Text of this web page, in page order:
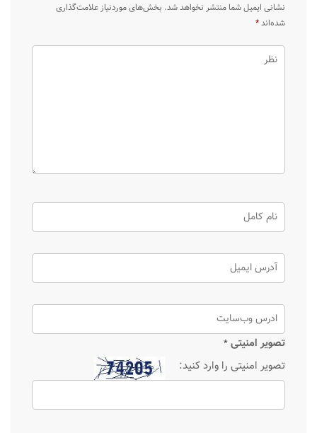
نشانی ایمیل شما منتشر نخواهد شد. بخش‌های موردنیاز علامت‌گذاری
شده‌اند*
تصویر امنیتی *
تصویر امنیتی را وارد کنید: